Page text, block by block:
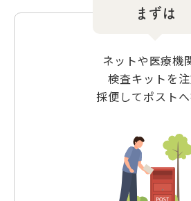
まずは
ネットや医療機
検査キットを
採便してポスト